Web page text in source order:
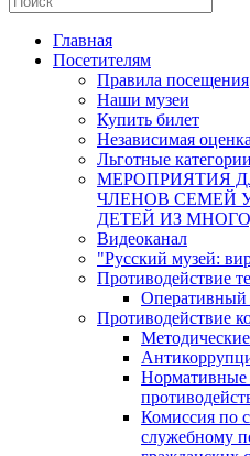
Главная
Посетителям
Правила посещения
Наши музеи
Купить билет
Независимая
Льготные
МЕРОПРИЯТИЯ
ЧЛЕНОВ СЕМЕЙ
ДЕТЕЙ ИЗ
Видеоканал
"Русский музей:
Противодействие
Оперативный
Противодействие
Нормативные
Комиссия по
служебному